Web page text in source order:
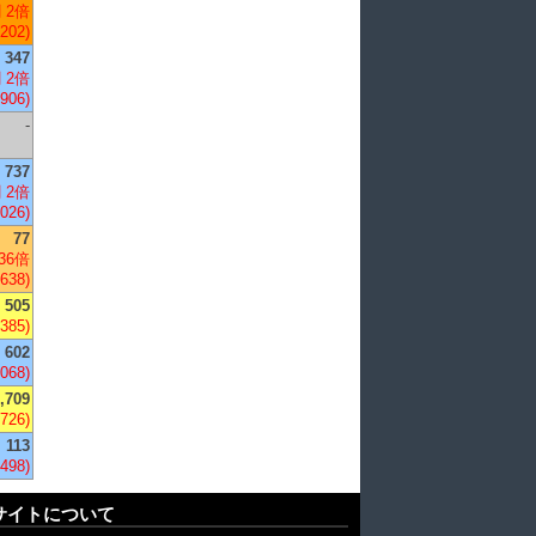
2倍
347
2倍
-
737
2倍
77
倍
505
602
113
イトについて